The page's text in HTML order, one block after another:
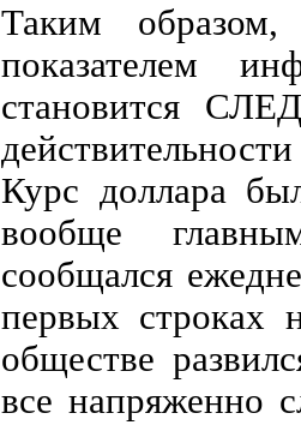
Таким образом,
показателем
становится
Курс доллара
вообще
сообщался
первых строках
обществе
все напряженно